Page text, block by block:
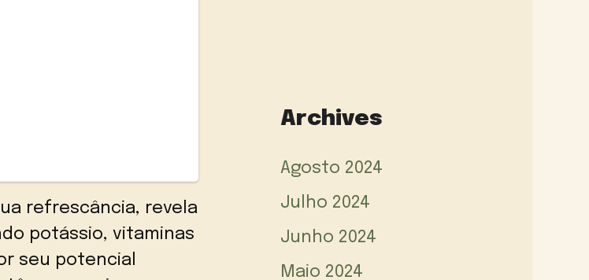
refrescância, revela
potássio, vitaminas
seu potencial
Archives
Agosto 2024
Julho 2024
Junho 2024
Maio 2024